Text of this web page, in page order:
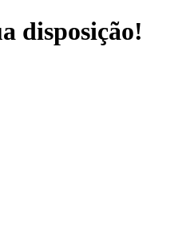
disposição!